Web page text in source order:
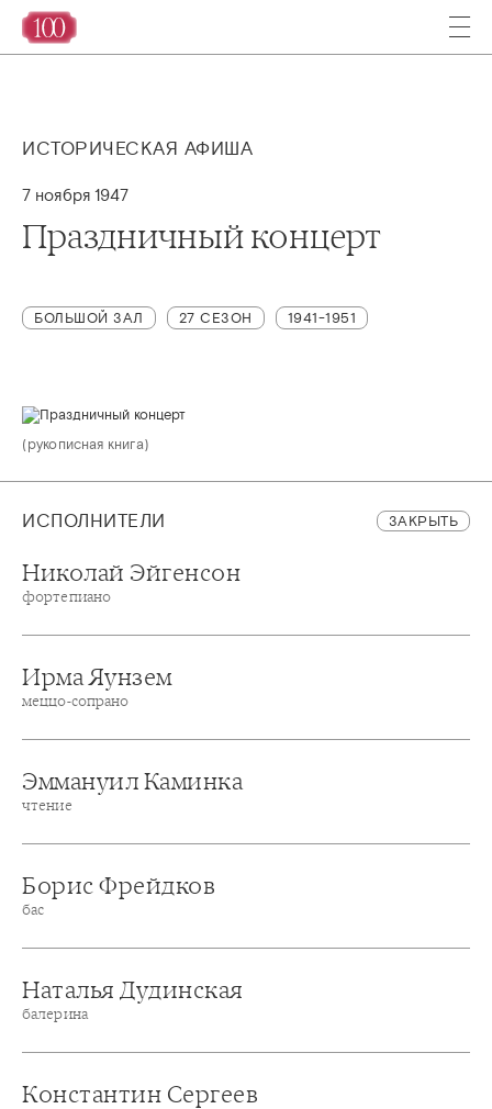
ИСТОРИЧЕСКАЯ АФИША
7 ноября 1947
Праздничный концерт
БОЛЬШОЙ ЗАЛ 27 СЕЗОН 1941-1951
(рукописная книга)
ИСПОЛНИТЕЛИ ЗАКРЫТЬ
Николай Эйгенсон
фортепиано
Ирма Яунзем
меццо-сопрано
Эммануил Каминка
чтение
Борис Фрейдков
бас
Наталья Дудинская
балерина
Константин Сергеев